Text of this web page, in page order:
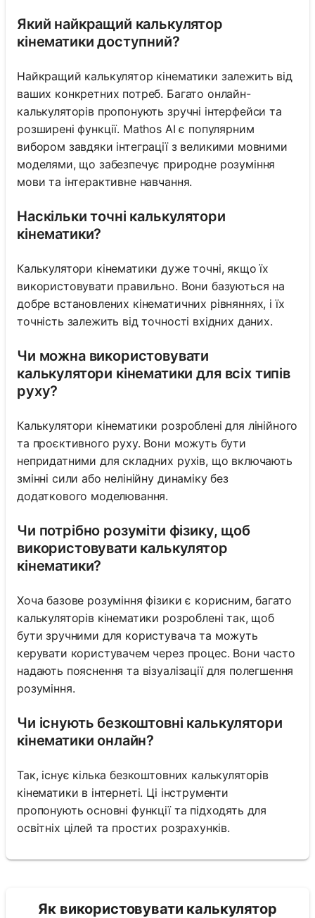
Який найкращий калькулятор
кінематики доступний?
Найкращий калькулятор кінематики залежить від
ваших конкретних потреб. Багато онлайн-
калькуляторів пропонують зручні інтерфейси та
розширені функції. Mathos AI є популярним
вибором завдяки інтеграції з великими мовними
моделями, що забезпечує природне розуміння
мови та інтерактивне навчання.
Наскільки точні калькулятори
кінематики?
Калькулятори кінематики дуже точні, якщо їх
використовувати правильно. Вони базуються на
добре встановлених кінематичних рівняннях, і їх
точність залежить від точності вхідних даних.
Чи можна використовувати
калькулятори кінематики для всіх типів
руху?
Калькулятори кінематики розроблені для лінійного
та проєктивного руху. Вони можуть бути
непридатними для складних рухів, що включають
змінні сили або нелінійну динаміку без
додаткового моделювання.
Чи потрібно розуміти фізику, щоб
використовувати калькулятор
кінематики?
Хоча базове розуміння фізики є корисним, багато
калькуляторів кінематики розроблені так, щоб
бути зручними для користувача та можуть
керувати користувачем через процес. Вони часто
надають пояснення та візуалізації для полегшення
розуміння.
Чи існують безкоштовні калькулятори
кінематики онлайн?
Так, існує кілька безкоштовних калькуляторів
кінематики в інтернеті. Ці інструменти
пропонують основні функції та підходять для
освітніх цілей та простих розрахунків.
Як використовувати калькулятор